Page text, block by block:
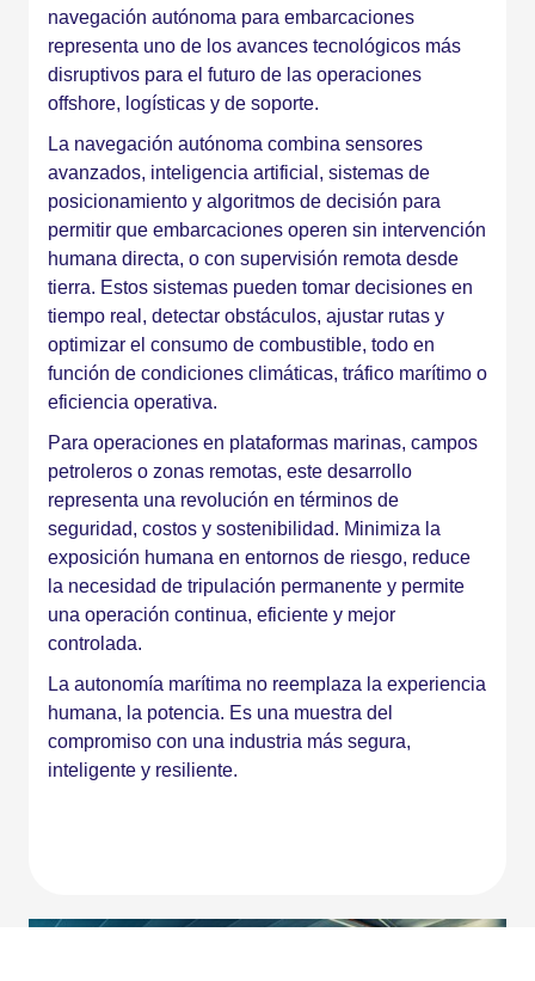
navegación autónoma para embarcaciones
representa uno de los avances tecnológicos más
disruptivos para el futuro de las operaciones
offshore, logísticas y de soporte.
La navegación autónoma combina sensores
avanzados, inteligencia artificial, sistemas de
posicionamiento y algoritmos de decisión para
permitir que embarcaciones operen sin intervención
humana directa, o con supervisión remota desde
tierra. Estos sistemas pueden tomar decisiones en
tiempo real, detectar obstáculos, ajustar rutas y
optimizar el consumo de combustible, todo en
función de condiciones climáticas, tráfico marítimo o
eficiencia operativa.
Para operaciones en plataformas marinas, campos
petroleros o zonas remotas, este desarrollo
representa una revolución en términos de
seguridad, costos y sostenibilidad. Minimiza la
exposición humana en entornos de riesgo, reduce
la necesidad de tripulación permanente y permite
una operación continua, eficiente y mejor
controlada.
La autonomía marítima no reemplaza la experiencia
humana, la potencia. Es una muestra del
compromiso con una industria más segura,
inteligente y resiliente.